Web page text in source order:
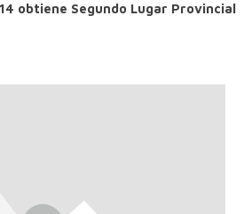
obtiene Segundo Lugar Provincial